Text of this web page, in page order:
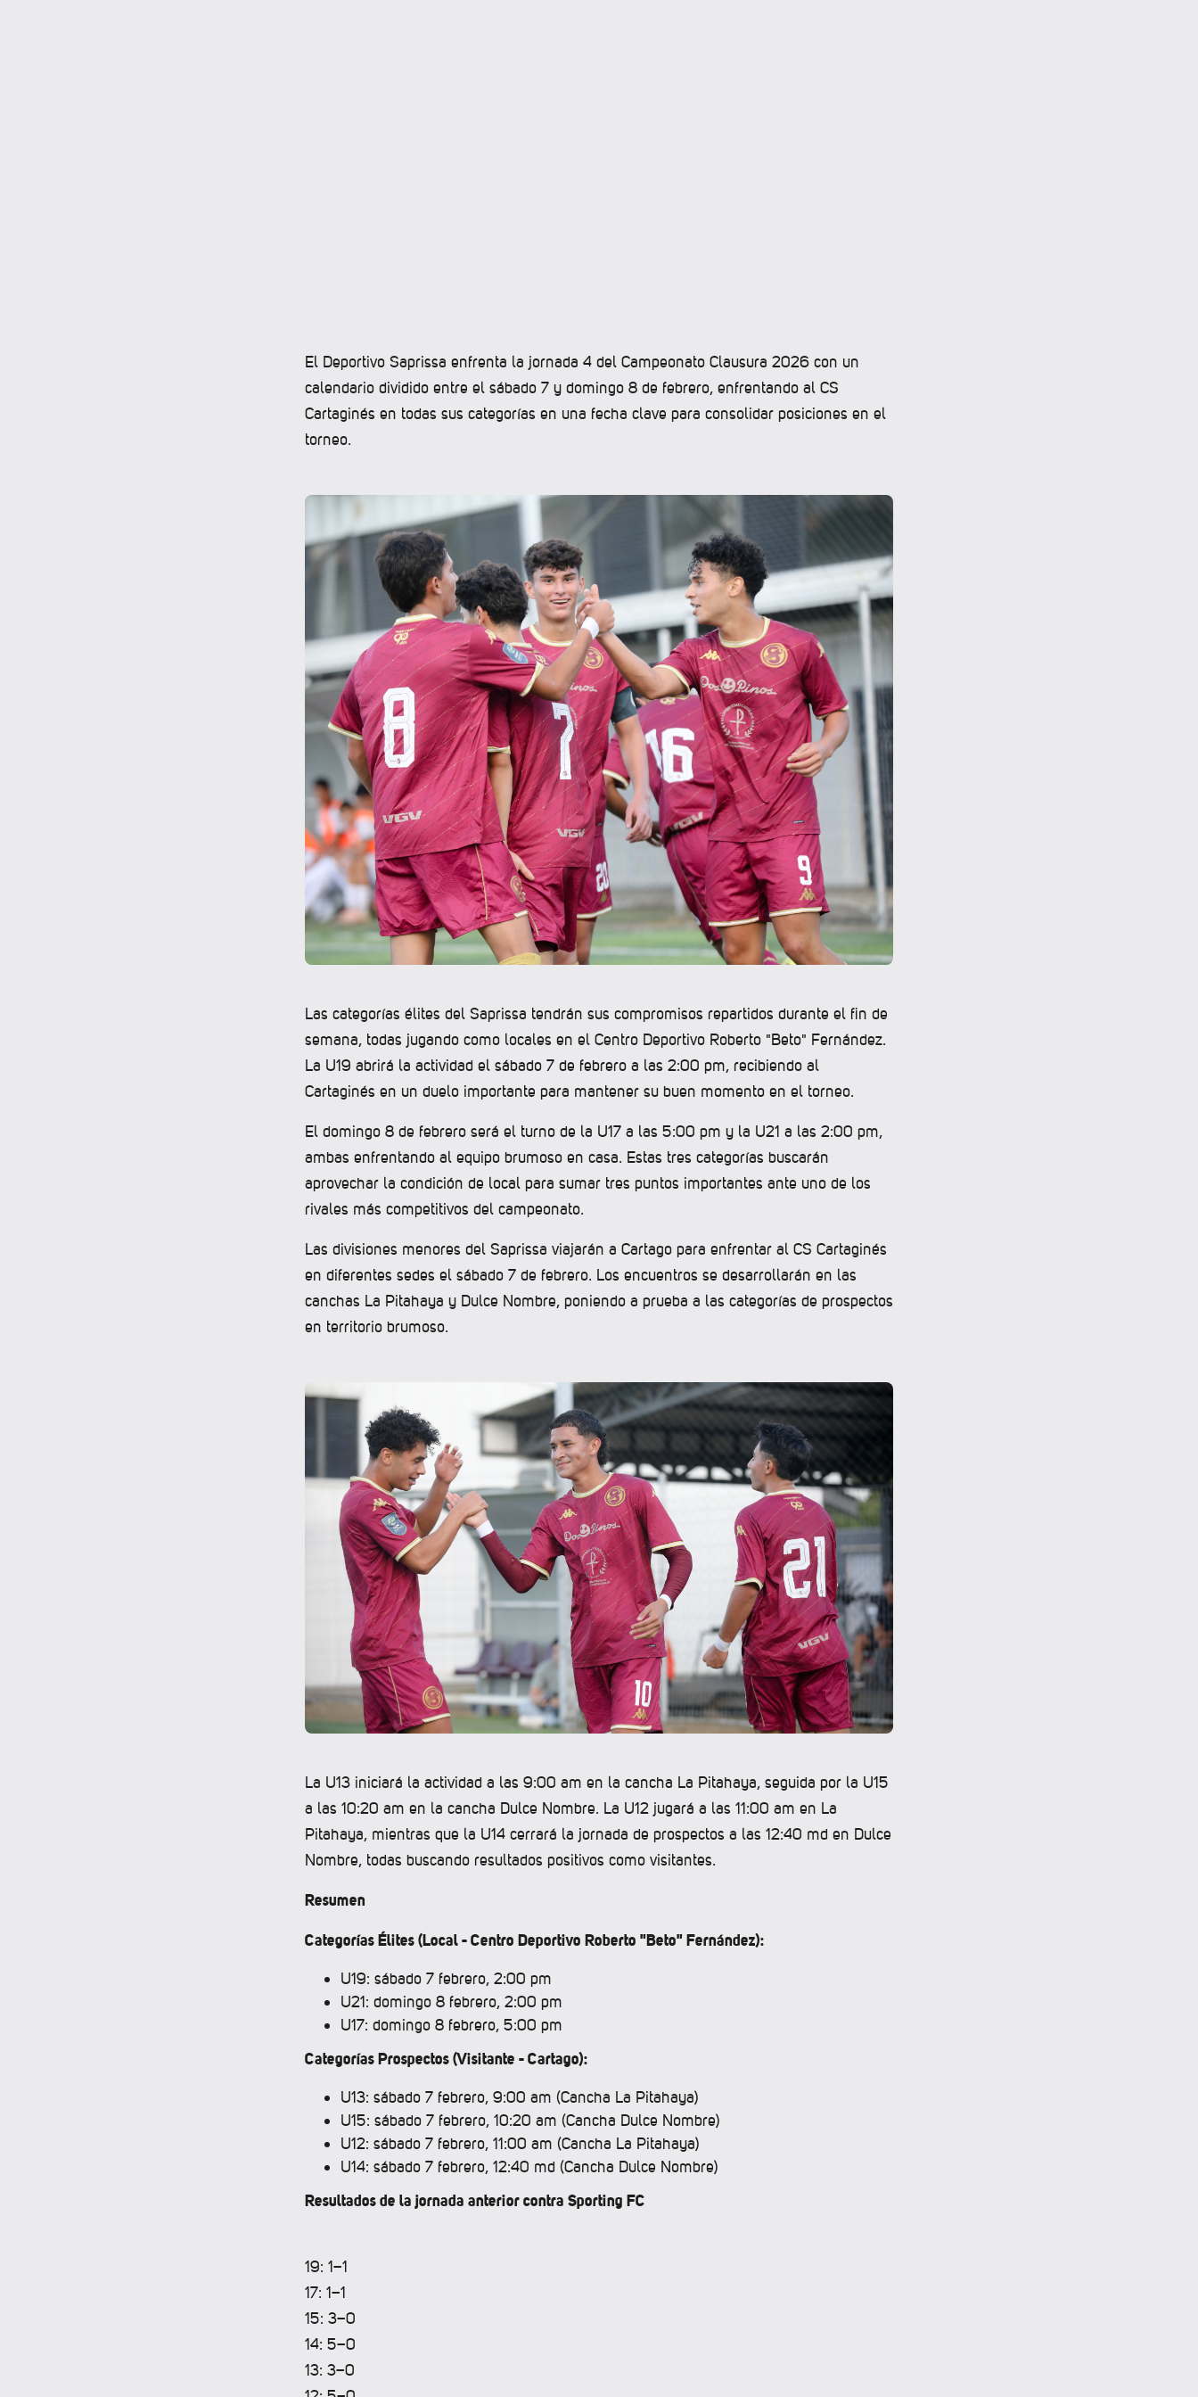
El Deportivo Saprissa enfrenta la jornada 4 del Campeonato Clausura 2026 con un
calendario dividido entre el sábado 7 y domingo 8 de febrero, enfrentando al CS
Cartaginés en todas sus categorías en una fecha clave para consolidar posiciones en el
torneo.
Las categorías élites del Saprissa tendrán sus compromisos repartidos durante el fin de
semana, todas jugando como locales en el Centro Deportivo Roberto "Beto" Fernández.
La U19 abrirá la actividad el sábado 7 de febrero a las 2:00 pm, recibiendo al
Cartaginés en un duelo importante para mantener su buen momento en el torneo.
El domingo 8 de febrero será el turno de la U17 a las 5:00 pm y la U21 a las 2:00 pm,
ambas enfrentando al equipo brumoso en casa. Estas tres categorías buscarán
aprovechar la condición de local para sumar tres puntos importantes ante uno de los
rivales más competitivos del campeonato.
Las divisiones menores del Saprissa viajarán a Cartago para enfrentar al CS Cartaginés
en diferentes sedes el sábado 7 de febrero. Los encuentros se desarrollarán en las
canchas La Pitahaya y Dulce Nombre, poniendo a prueba a las categorías de prospectos
en territorio brumoso.
La U13 iniciará la actividad a las 9:00 am en la cancha La Pitahaya, seguida por la U15
a las 10:20 am en la cancha Dulce Nombre. La U12 jugará a las 11:00 am en La
Pitahaya, mientras que la U14 cerrará la jornada de prospectos a las 12:40 md en Dulce
Nombre, todas buscando resultados positivos como visitantes.
Resumen
Categorías Élites (Local - Centro Deportivo Roberto "Beto" Fernández):
U19: sábado 7 febrero, 2:00 pm
U21: domingo 8 febrero, 2:00 pm
U17: domingo 8 febrero, 5:00 pm
Categorías Prospectos (Visitante - Cartago):
U13: sábado 7 febrero, 9:00 am (Cancha La Pitahaya)
U15: sábado 7 febrero, 10:20 am (Cancha Dulce Nombre)
U12: sábado 7 febrero, 11:00 am (Cancha La Pitahaya)
U14: sábado 7 febrero, 12:40 md (Cancha Dulce Nombre)
Resultados de la jornada anterior contra Sporting FC
19: 1–1
17: 1–1
15: 3–0
14: 5–0
13: 3–0